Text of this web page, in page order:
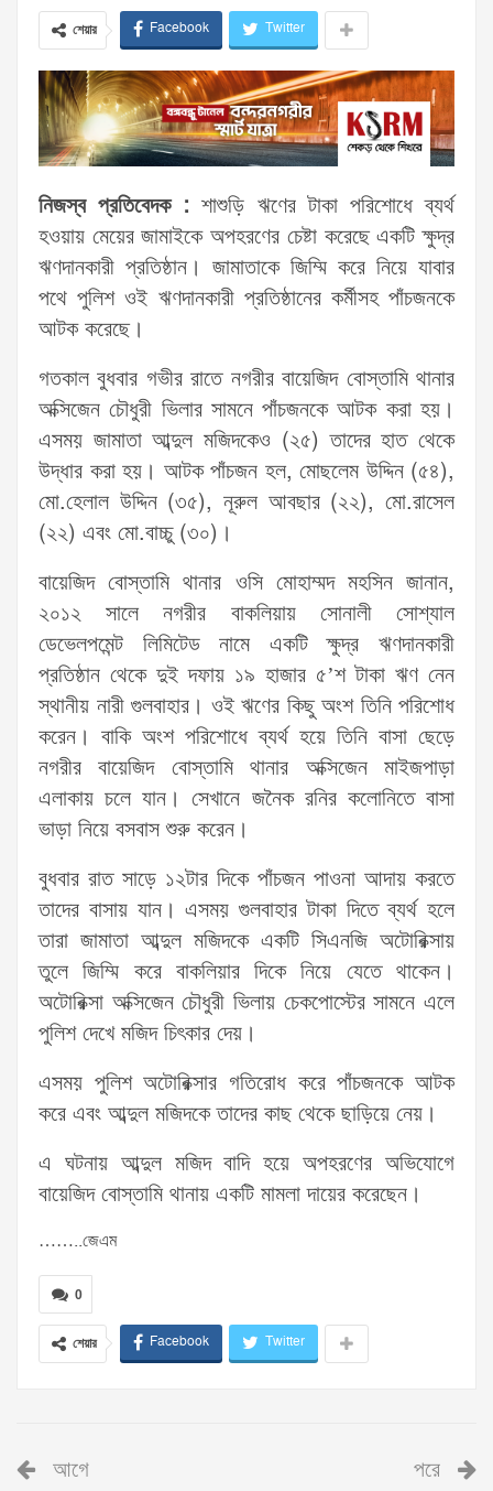
শেয়ার Facebook Twitter
নিজস্ব প্রতিবেদক : শাশুড়ি ঋণের টাকা পরিশোধে ব্যর্থ
হওয়ায় মেয়ের জামাইকে অপহরণের চেষ্টা করেছে একটি ক্ষুদ্র
ঋণদানকারী প্রতিষ্ঠান। জামাতাকে জিম্মি করে নিয়ে যাবার
পথে পুলিশ ওই ঋণদানকারী প্রতিষ্ঠানের কর্মীসহ পাঁচজনকে
আটক করেছে।
গতকাল বুধবার গভীর রাতে নগরীর বায়েজিদ বোস্তামি থানার
অক্সিজেন চৌধুরী ভিলার সামনে পাঁচজনকে আটক করা হয়।
এসময় জামাতা আব্দুল মজিদকেও (২৫) তাদের হাত থেকে
উদ্ধার করা হয়। আটক পাঁচজন হল, মোছলেম উদ্দিন (৫৪),
মো.হেলাল উদ্দিন (৩৫), নূরুল আবছার (২২), মো.রাসেল
(২২) এবং মো.বাচ্চু (৩০)।
বায়েজিদ বোস্তামি থানার ওসি মোহাম্মদ মহসিন জানান,
২০১২ সালে নগরীর বাকলিয়ায় সোনালী সোশ্যাল
ডেভেলপমেন্ট লিমিটেড নামে একটি ক্ষুদ্র ঋণদানকারী
প্রতিষ্ঠান থেকে দুই দফায় ১৯ হাজার ৫’শ টাকা ঋণ নেন
স্থানীয় নারী গুলবাহার। ওই ঋণের কিছু অংশ তিনি পরিশোধ
করেন। বাকি অংশ পরিশোধে ব্যর্থ হয়ে তিনি বাসা ছেড়ে
নগরীর বায়েজিদ বোস্তামি থানার অক্সিজেন মাইজপাড়া
এলাকায় চলে যান। সেখানে জনৈক রনির কলোনিতে বাসা
ভাড়া নিয়ে বসবাস শুরু করেন।
বুধবার রাত সাড়ে ১২টার দিকে পাঁচজন পাওনা আদায় করতে
তাদের বাসায় যান। এসময় গুলবাহার টাকা দিতে ব্যর্থ হলে
তারা জামাতা আব্দুল মজিদকে একটি সিএনজি অটোরিক্সায়
তুলে জিম্মি করে বাকলিয়ার দিকে নিয়ে যেতে থাকেন।
অটোরিক্সা অক্সিজেন চৌধুরী ভিলায় চেকপোস্টের সামনে এলে
পুলিশ দেখে মজিদ চিৎকার দেয়।
এসময় পুলিশ অটোরিক্সার গতিরোধ করে পাঁচজনকে আটক
করে এবং আব্দুল মজিদকে তাদের কাছ থেকে ছাড়িয়ে নেয়।
এ ঘটনায় আব্দুল মজিদ বাদি হয়ে অপহরণের অভিযোগে
বায়েজিদ বোস্তামি থানায় একটি মামলা দায়ের করেছেন।
……..জেএম
0
শেয়ার Facebook Twitter
আগে পরে